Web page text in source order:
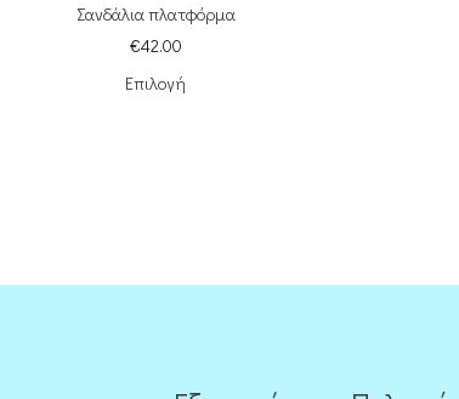
Σανδάλια πλατφόρμα
€42.00
Επιλογή